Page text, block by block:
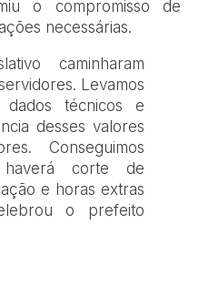
o compromisso de
necessárias.
caminharam
Levamos
dados técnicos e
desses valores
Conseguimos
corte de
e horas extras
o prefeito